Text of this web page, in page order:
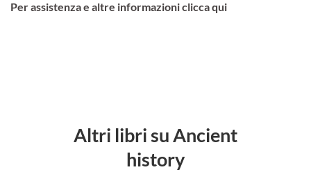
Per assistenza e altre informazioni clicca qui
Altri libri su Ancient
history